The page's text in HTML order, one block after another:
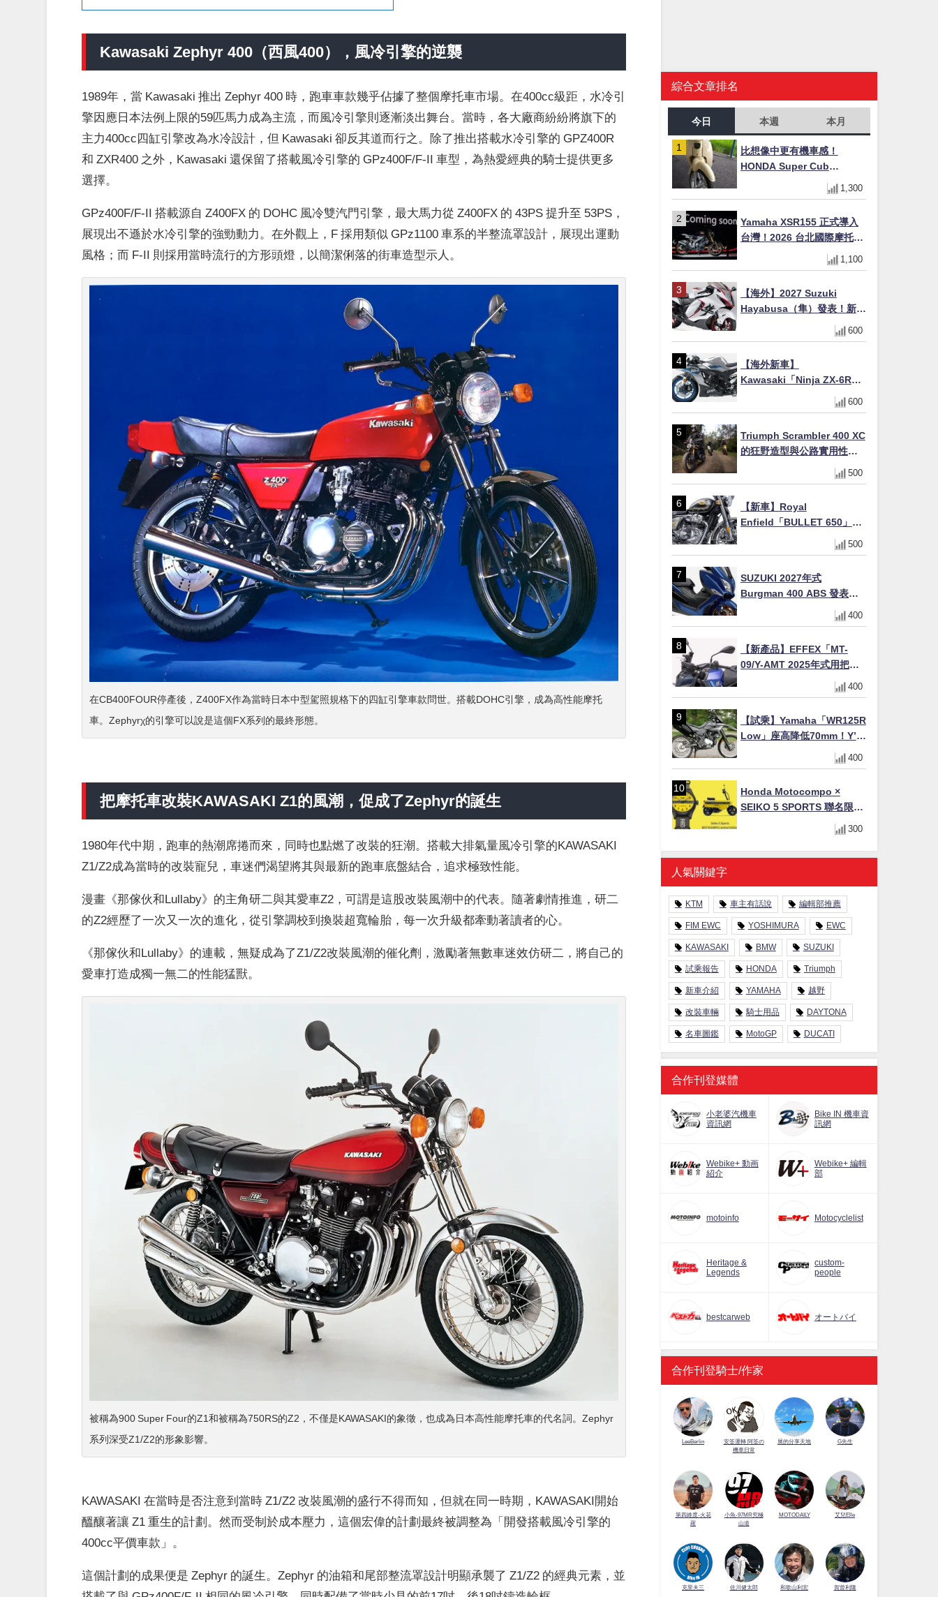
Kawasaki Zephyr 400（西風400），風冷引擎的逆襲
1989年，當 Kawasaki 推出 Zephyr 400 時，跑車車款幾乎佔據了整個摩托車市場。在400cc級距，水冷引
擎因應日本法例上限的59匹馬力成為主流，而風冷引擎則逐漸淡出舞台。當時，各大廠商紛紛將旗下的
主力400cc四缸引擎改為水冷設計，但 Kawasaki 卻反其道而行之。除了推出搭載水冷引擎的 GPZ400R
和 ZXR400 之外，Kawasaki 還保留了搭載風冷引擎的 GPz400F/F-II 車型，為熱愛經典的騎士提供更多
選擇。
GPz400F/F-II 搭載源自 Z400FX 的 DOHC 風冷雙汽門引擎，最大馬力從 Z400FX 的 43PS 提升至 53PS，
展現出不遜於水冷引擎的強勁動力。在外觀上，F 採用類似 GPz1100 車系的半整流罩設計，展現出運動
風格；而 F-II 則採用當時流行的方形頭燈，以簡潔俐落的街車造型示人。
在CB400FOUR停產後，Z400FX作為當時日本中型駕照規格下的四缸引擎車款問世。搭載DOHC引擎，成為高性能摩托
車。Zephyrχ的引擎可以說是這個FX系列的最終形態。
把摩托車改裝KAWASAKI Z1的風潮，促成了Zephyr的誕生
1980年代中期，跑車的熱潮席捲而來，同時也點燃了改裝的狂潮。搭載大排氣量風冷引擎的KAWASAKI
Z1/Z2成為當時的改裝寵兒，車迷們渴望將其與最新的跑車底盤結合，追求極致性能。
漫畫《那傢伙和Lullaby》的主角研二與其愛車Z2，可謂是這股改裝風潮中的代表。隨著劇情推進，研二
的Z2經歷了一次又一次的進化，從引擎調校到換裝超寬輪胎，每一次升級都牽動著讀者的心。
《那傢伙和Lullaby》的連載，無疑成為了Z1/Z2改裝風潮的催化劑，激勵著無數車迷效仿研二，將自己的
愛車打造成獨一無二的性能猛獸。
被稱為900 Super Four的Z1和被稱為750RS的Z2，不僅是KAWASAKI的象徵，也成為日本高性能摩托車的代名詞。Zephyr
系列深受Z1/Z2的形象影響。
KAWASAKI 在當時是否注意到當時 Z1/Z2 改裝風潮的盛行不得而知，但就在同一時期，KAWASAKI開始
醞釀著讓 Z1 重生的計劃。然而受制於成本壓力，這個宏偉的計劃最終被調整為「開發搭載風冷引擎的
400cc平價車款」。
這個計劃的成果便是 Zephyr 的誕生。Zephyr 的油箱和尾部整流罩設計明顯承襲了 Z1/Z2 的經典元素，並
綜合文章排名
今日 本週 本月
比想像中更有機車感！
HONDA Super Cub
110【Webike愛車精選】
1,300
Yamaha XSR155 正式導入
台灣！2026 台北國際摩托車
展亮相，70 週年紀念版
YZF-R 系列限量追加販售
1,100
【海外】2027 Suzuki
Hayabusa（隼）發表！新增
Special Edition 特仕版，全
新珍珠白塗裝與專屬配備登
600
【海外新車】
Kawasaki「Ninja ZX-6R」
2027年式北美發表！636cc
四缸×銀河銀/暮光藍新色
美元起
600
Triumph Scrambler 400 XC
的狂野造型與公路實用性的
500
【新車】Royal
Enfield「BULLET 650」8
月27日日本發售（98萬日圓
～）！648cc空冷並列雙缸×
色
500
SUZUKI 2027年式
Burgman 400 ABS 發表！
8/18日本上市、支援E10汽油
售價98萬100日圓
400
【新產品】EFFEX「MT-
09/Y-AMT 2025年式用把手
Easy Fit Bar Plus」！高
7mm後移16mm直上×三色×
400
【試乘】Yamaha「WR125R
Low」座高降低70mm！Y’s
Gear低座高座墊×低座高連桿
×腳踏著地感大幅改善，越野
400
Honda Motocompo ×
SEIKO 5 SPORTS 聯名限量
錶登場！重現黃色車身、油
300
人氣關鍵字
KTM 車主有話說 編輯部推薦
FIM EWC YOSHIMURA EWC
KAWASAKI BMW SUZUKI
試乘報告 HONDA Triumph
新車介紹 YAMAHA 越野
改裝車輛 騎士用品 DAYTONA
名車圖鑑 MotoGP DUCATI
合作刊登媒體
小老婆汽機車
資訊網
Bike IN 機車資
訊網
Webike+ 動画
紹介
Webike+ 編輯
部
motoinfo Motocyclelist
Heritage &
Legends
custom-
people
bestcarweb オートバイ
合作刊登騎士/作家
LeeBerlin
安筌運轉 阿筌の
機車日常
展的分享天地 G先生
第四維度-火花
羅
小魚-97MR究極
山道
MOTODAILY 艾兒Elle
克里夫三 佐川健太郎 和歌山利宏 賀曾利隆